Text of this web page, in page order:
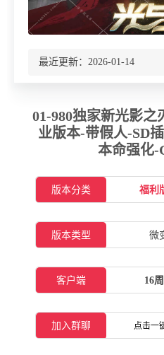
最近更新：2026-01-
01-980独家新光影
业版本-带假人-SD
本命强化-
版本分类 福利
版本类型 微
客户端 16
加入群聊 点击一